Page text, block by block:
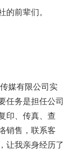
前辈们。
媒有限公司实
任务是担任公司
印、传真、查
销售，联系客
让我亲身经历了